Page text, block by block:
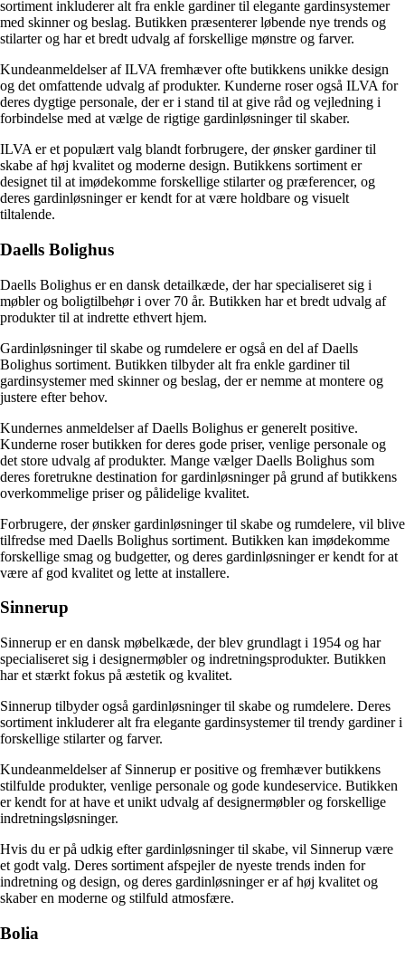
sortiment inkluderer alt fra enkle gardiner til elegante gardinsystemer
med skinner og beslag. Butikken præsenterer løbende nye trends og
stilarter og har et bredt udvalg af forskellige mønstre og farver.
Kundeanmeldelser af ILVA fremhæver ofte butikkens unikke design
og det omfattende udvalg af produkter. Kunderne roser også ILVA for
deres dygtige personale, der er i stand til at give råd og vejledning i
forbindelse med at vælge de rigtige gardinløsninger til skaber.
ILVA er et populært valg blandt forbrugere, der ønsker gardiner til
skabe af høj kvalitet og moderne design. Butikkens sortiment er
designet til at imødekomme forskellige stilarter og præferencer, og
deres gardinløsninger er kendt for at være holdbare og visuelt
tiltalende.
Daells Bolighus
Daells Bolighus er en dansk detailkæde, der har specialiseret sig i
møbler og boligtilbehør i over 70 år. Butikken har et bredt udvalg af
produkter til at indrette ethvert hjem.
Gardinløsninger til skabe og rumdelere er også en del af Daells
Bolighus sortiment. Butikken tilbyder alt fra enkle gardiner til
gardinsystemer med skinner og beslag, der er nemme at montere og
justere efter behov.
Kundernes anmeldelser af Daells Bolighus er generelt positive.
Kunderne roser butikken for deres gode priser, venlige personale og
det store udvalg af produkter. Mange vælger Daells Bolighus som
deres foretrukne destination for gardinløsninger på grund af butikkens
overkommelige priser og pålidelige kvalitet.
Forbrugere, der ønsker gardinløsninger til skabe og rumdelere, vil blive
tilfredse med Daells Bolighus sortiment. Butikken kan imødekomme
forskellige smag og budgetter, og deres gardinløsninger er kendt for at
være af god kvalitet og lette at installere.
Sinnerup
Sinnerup er en dansk møbelkæde, der blev grundlagt i 1954 og har
specialiseret sig i designermøbler og indretningsprodukter. Butikken
har et stærkt fokus på æstetik og kvalitet.
Sinnerup tilbyder også gardinløsninger til skabe og rumdelere. Deres
sortiment inkluderer alt fra elegante gardinsystemer til trendy gardiner i
forskellige stilarter og farver.
Kundeanmeldelser af Sinnerup er positive og fremhæver butikkens
stilfulde produkter, venlige personale og gode kundeservice. Butikken
er kendt for at have et unikt udvalg af designermøbler og forskellige
indretningsløsninger.
Hvis du er på udkig efter gardinløsninger til skabe, vil Sinnerup være
et godt valg. Deres sortiment afspejler de nyeste trends inden for
indretning og design, og deres gardinløsninger er af høj kvalitet og
skaber en moderne og stilfuld atmosfære.
Bolia